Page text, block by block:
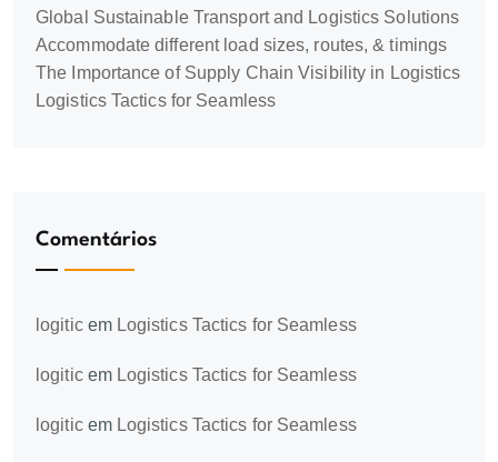
Global Sustainable Transport and Logistics Solutions
Accommodate different load sizes, routes, & timings
The Importance of Supply Chain Visibility in Logistics
Logistics Tactics for Seamless
Comentários
logiticem Logistics Tactics for Seamless
logiticem Logistics Tactics for Seamless
logiticem Logistics Tactics for Seamless